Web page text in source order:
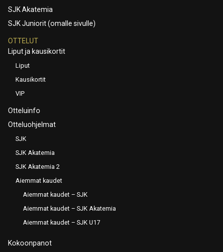
SJK Akatemia
SJK Juniorit (omalle sivulle)
OTTELUT
Liput ja kausikortit
Liput
Kausikortit
VIP
Otteluinfo
Otteluohjelmat
SJK
SJK Akatemia
SJK Akatemia 2
Aiemmat kaudet
Aiemmat kaudet – SJK
Aiemmat kaudet – SJK Akatemia
Aiemmat kaudet – SJK U17
Kokoonpanot